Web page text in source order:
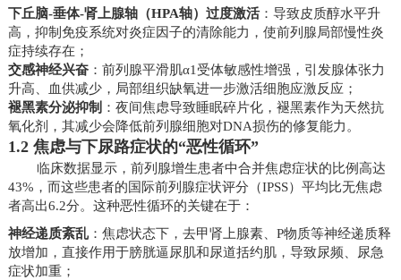
下丘脑-垂体-肾上腺轴（HPA轴）过度激活：导致皮质醇水平升
高，抑制免疫系统对炎症因子的清除能力，使前列腺局部慢性炎
症持续存在；
交感神经兴奋：前列腺平滑肌α1受体敏感性增强，引发腺体张力
升高、血供减少，局部组织缺氧进一步激活细胞应激反应；
褪黑素分泌抑制 ：夜间焦虑导致睡眠碎片化，褪黑素作为天然抗
氧化剂，其减少会降低前列腺细胞对DNA损伤的修复能力。
1.2 焦虑与下尿路症状的“恶性循环”
临床数据显示，前列腺增生患者中合并焦虑症状的比例高达
43%，而这些患者的国际前列腺症状评分（IPSS）平均比无焦虑
者高出6.2分。这种恶性循环的关键在于：
神经递质紊乱：焦虑状态下，去甲肾上腺素、P物质等神经递质释
放增加，直接作用于膀胱逼尿肌和尿道括约肌，导致尿频、尿急
症状加重；